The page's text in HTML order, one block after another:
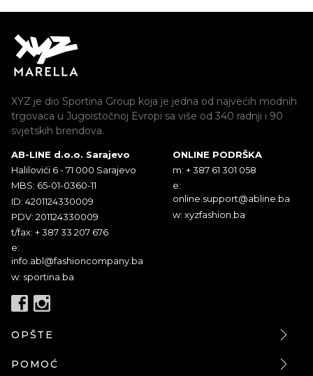
XYZ je dio Sportina Group koja je jedna od najvećih modnih
trgovaca u Jugoistočnoj Evropi sa više od 340 radnji i 90
svjetskih brendova.
AB-LINE d.o.o. Sarajevo
Halilovići 6 - 71 000 Sarajevo
MBS: 65-01-0360-11
ID: 4201124330009
PDV: 201124330009
t/fax: + 387 33 207 676
e:
info.abl@fashioncompany.ba
w: sportina.ba
ONLINE PODRŠKA
m: + 387 61 301 058
e:
online.support@abline.ba
w: xyzfashion.ba
OPŠTE
POMOĆ